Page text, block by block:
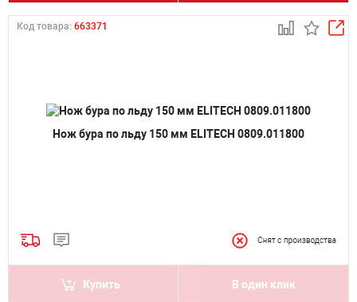
Код товара: 663371
Нож бура по льду 150 мм ELITECH 0809.011800
Купить В один клик